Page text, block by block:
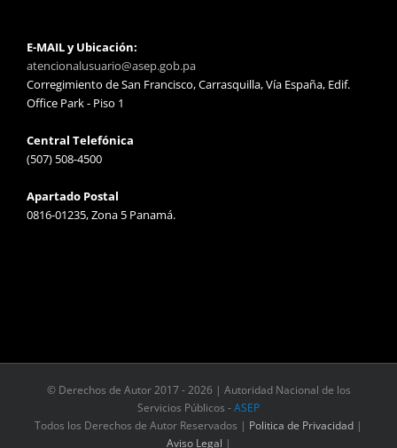
E-MAIL y Ubicación:
atencionalusuario@asep.gob.pa
Corregimiento de San Francisco, Carrasquilla, Vía España, Edif.
Office Park - Piso 1
Central Telefónica
(507) 508-4500
Apartado Postal
0816-01235, Zona 5 Panamá.
© Derechos de Autor 2017 -2026 | Autoridad Nacional de los
Servicios Públicos -ASEP
Todos los Derechos de Autor Reservados | Politica de Privacidad |
Aviso Legal |